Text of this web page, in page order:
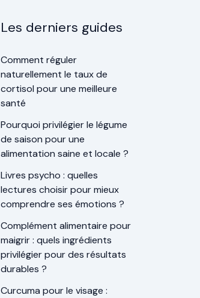
Les derniers guides
Comment réguler
naturellement le taux de
cortisol pour une meilleure
santé
Pourquoi privilégier le légume
de saison pour une
alimentation saine et locale ?
Livres psycho : quelles
lectures choisir pour mieux
comprendre ses émotions ?
Complément alimentaire pour
maigrir : quels ingrédients
privilégier pour des résultats
durables ?
Curcuma pour le visage :